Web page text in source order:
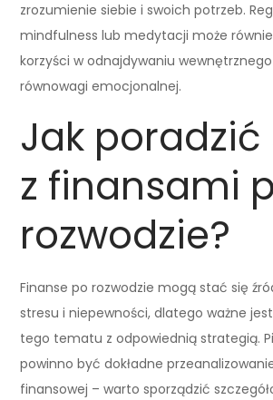
zrozumienie siebie i swoich potrzeb.
mindfulness lub medytacji może
korzyści w odnajdywaniu
równowagi emocjonalnej.
Jak poradzić
z finansami
rozwodzie?
Finanse po rozwodzie mogą stać się
stresu i niepewności, dlatego ważne
tego tematu z odpowiednią strategią.
powinno być dokładne
finansowej – warto sporządzić